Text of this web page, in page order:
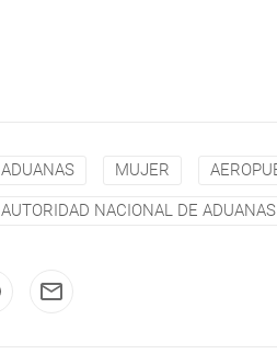
ADUANAS MUJER
AUTORIDAD NACIONAL DE ADUANAS